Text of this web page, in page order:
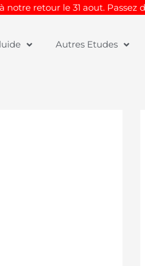
retour le 31 aout. Passez
Autres Etudes